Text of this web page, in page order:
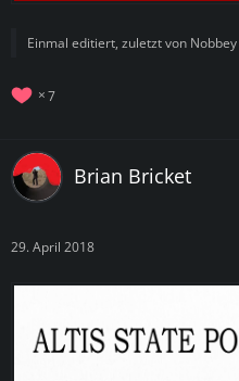
Einmal editiert, zuletzt von Nobbey
7
Brian Bricket
29. April 2018